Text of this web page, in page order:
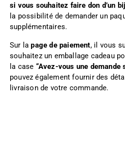
si vous souhaitez faire don d’un
la possibilité de demander un
supplémentaires.
Sur lapage de paiement, il vous
souhaitez un emballage cadeau
la case “Avez-vous une demande
pouvez également fournir des
livraison de votre commande.